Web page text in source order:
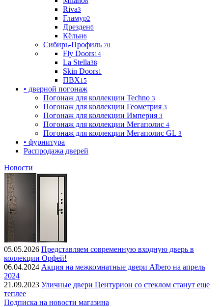
Riva3
Гламур2
Дрезден6
Кёльн6
Сибирь-Профиль 70
Fly Doors14
La Stella38
Skin Doors1
ПВХ15
• дверной погонаж
Погонаж для коллекции Techno 3
Погонаж для коллекции Геометрия 3
Погонаж для коллекции Империя 3
Погонаж для коллекции Мегаполис 4
Погонаж для коллекции Мегаполис GL 3
• фурнитура
Распродажа дверей
Новости
05.05.2026 Представляем современную входную дверь в
коллекции Орфей!
06.04.2024 Акция на межкомнатные двери Albero на апрель
2024
21.09.2023 Уличные двери Центурион со стеклом станут еще
теплее
Подписка на новости магазина